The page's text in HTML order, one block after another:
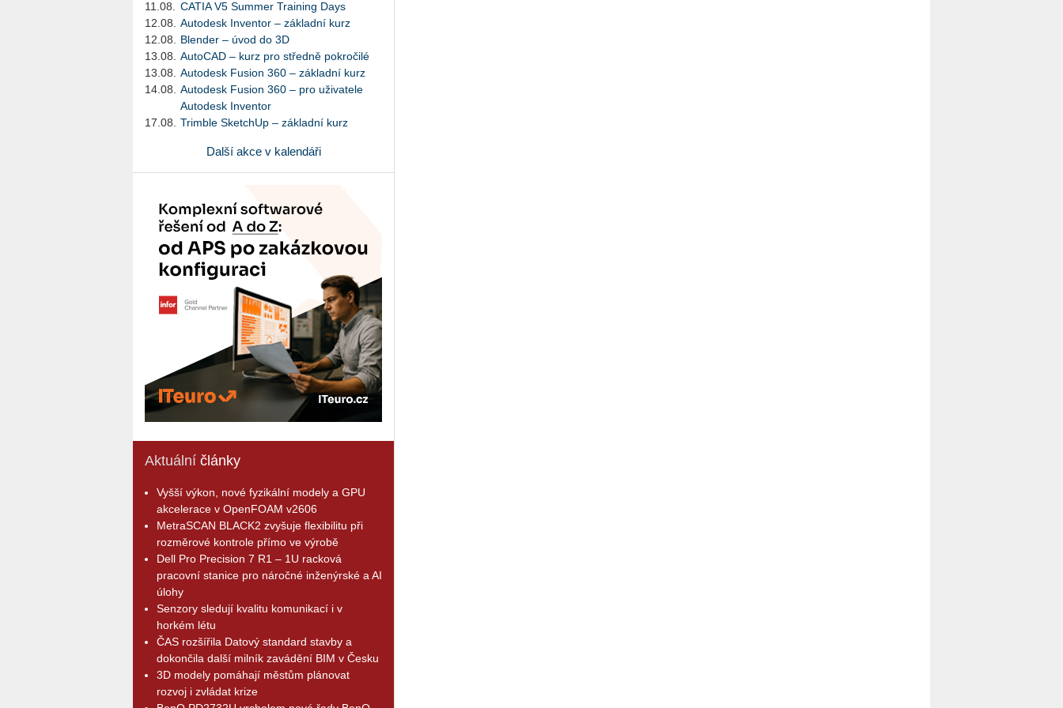
11.08.
CATIA V5 Summer Training Days
12.08.
Autodesk Inventor – základní kurz
12.08.
Blender – úvod do 3D
13.08.
AutoCAD – kurz pro středně pokročilé
13.08.
Autodesk Fusion 360 – základní kurz
14.08.
Autodesk Fusion 360 – pro uživatele
Autodesk Inventor
17.08.
Trimble SketchUp – základní kurz
Další akce v kalendáři
Aktuální články
Vyšší výkon, nové fyzikální modely a GPU
akcelerace v OpenFOAM v2606
MetraSCAN BLACK2 zvyšuje flexibilitu při
rozměrové kontrole přímo ve výrobě
Dell Pro Precision 7 R1 – 1U racková
pracovní stanice pro náročné inženýrské a AI
úlohy
Senzory sledují kvalitu komunikací i v
horkém létu
ČAS rozšířila Datový standard stavby a
dokončila další milník zavádění BIM v Česku
3D modely pomáhají městům plánovat
rozvoj i zvládat krize